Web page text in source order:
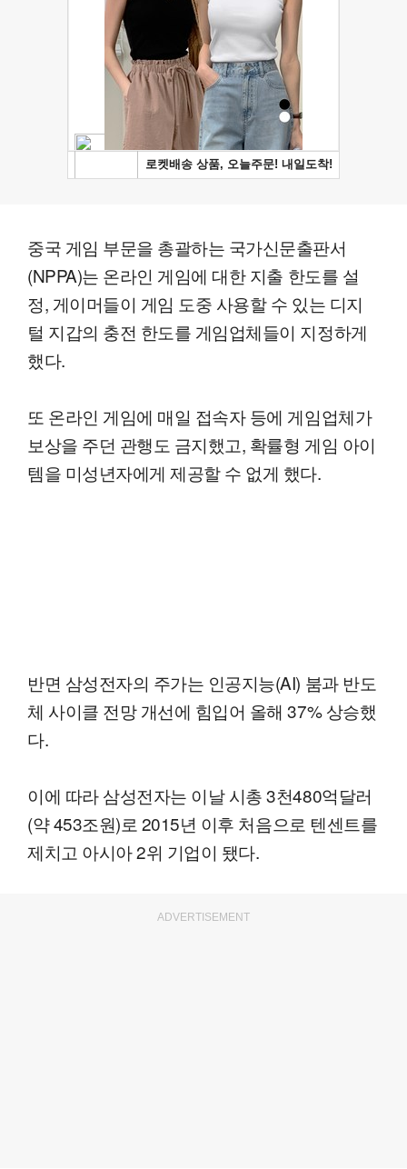
중국 게임 부문을 총괄하는 국가신문출판서
(NPPA)는 온라인 게임에 대한 지출 한도를 설
정, 게이머들이 게임 도중 사용할 수 있는 디지
털 지갑의 충전 한도를 게임업체들이 지정하게
했다.
또 온라인 게임에 매일 접속자 등에 게임업체가
보상을 주던 관행도 금지했고, 확률형 게임 아이
템을 미성년자에게 제공할 수 없게 했다.
반면 삼성전자의 주가는 인공지능(AI) 붐과 반도
체 사이클 전망 개선에 힘입어 올해 37% 상승했
다.
이에 따라 삼성전자는 이날 시총 3천480억달러
(약 453조원)로 2015년 이후 처음으로 텐센트를
제치고 아시아 2위 기업이 됐다.
ADVERTISEMENT